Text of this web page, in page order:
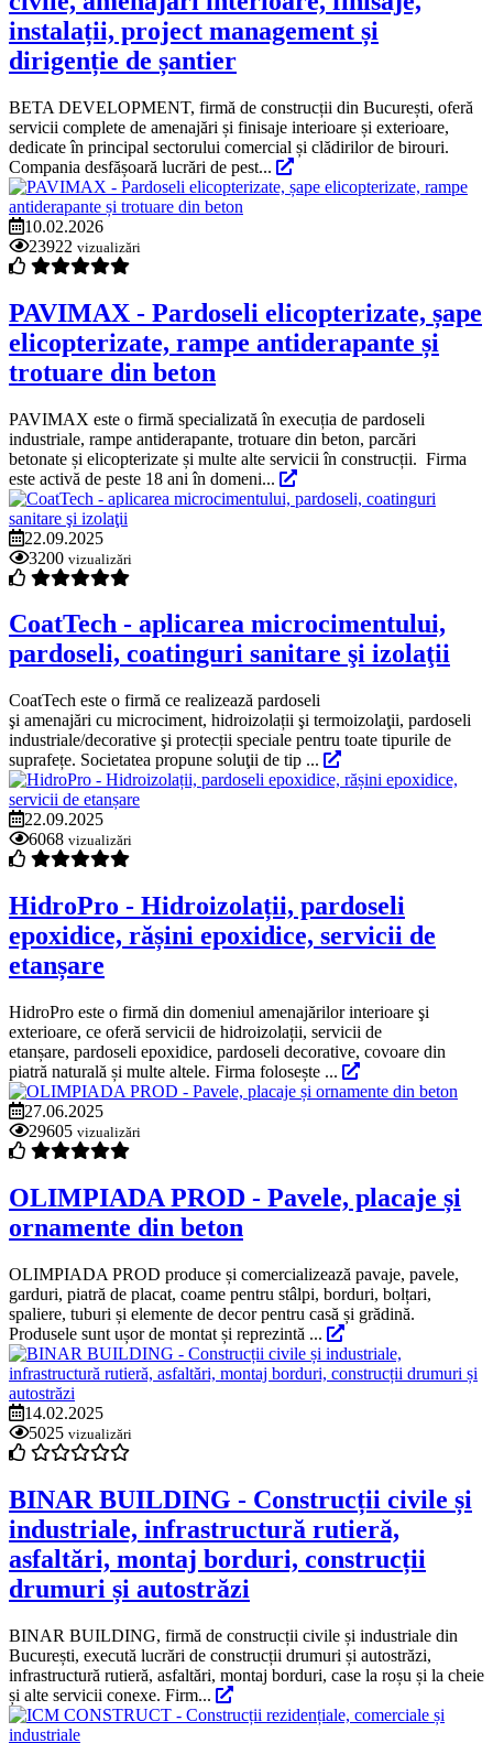
instalații, project management și
dirigenție de șantier
BETA DEVELOPMENT, firmă de construcții din București, oferă
servicii complete de amenajări și finisaje interioare și exterioare,
dedicate în principal sectorului comercial și clădirilor de birouri.
Compania desfășoară lucrări de pest...
10.02.2026
23922 vizualizări
PAVIMAX - Pardoseli elicopterizate, șape
elicopterizate, rampe antiderapante și
trotuare din beton
PAVIMAX este o firmă specializată în execuția de pardoseli
industriale, rampe antiderapante, trotuare din beton, parcări
betonate și elicopterizate și multe alte servicii în construcții. Firma
este activă de peste 18 ani în domeni...
22.09.2025
3200 vizualizări
CoatTech - aplicarea microcimentului,
pardoseli, coatinguri sanitare şi izolaţii
CoatTech este o firmă ce realizează pardoseli
şi amenajări cu microciment, hidroizolații şi termoizolaţii, pardoseli
industriale/decorative şi protecții speciale pentru toate tipurile de
suprafețe. Societatea propune soluţii de tip ...
22.09.2025
6068 vizualizări
HidroPro - Hidroizolații, pardoseli
epoxidice, rășini epoxidice, servicii de
etanșare
HidroPro este o firmă din domeniul amenajărilor interioare şi
exterioare, ce oferă servicii de hidroizolații, servicii de
etanșare, pardoseli epoxidice, pardoseli decorative, covoare din
piatră naturală și multe altele. Firma folosește ...
27.06.2025
29605 vizualizări
OLIMPIADA PROD - Pavele, placaje și
ornamente din beton
OLIMPIADA PROD produce și comercializează pavaje, pavele,
garduri, piatră de placat, coame pentru stâlpi, borduri, bolțari,
spaliere, tuburi și elemente de decor pentru casă și grădină.
Produsele sunt ușor de montat și reprezintă ...
14.02.2025
5025 vizualizări
BINAR BUILDING - Construcții civile și
industriale, infrastructură rutieră,
asfaltări, montaj borduri, construcții
drumuri și autostrăzi
BINAR BUILDING, firmă de construcții civile și industriale din
București, execută lucrări de construcții drumuri și autostrăzi,
infrastructură rutieră, asfaltări, montaj borduri, case la roșu și la cheie
și alte servicii conexe. Firm...